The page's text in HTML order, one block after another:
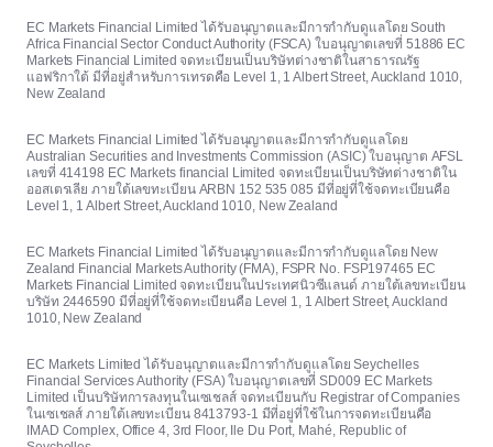
EC Markets Financial Limited ได้รับอนุญาตและมีการกำกับดูแลโดย South
Africa Financial Sector Conduct Authority (FSCA) ใบอนุญาตเลขที่ 51886 EC
Markets Financial Limited จดทะเบียนเป็นบริษัทต่างชาติในสาธารณรัฐ
แอฟริกาใต้ มีที่อยู่สำหรับการเทรดคือ Level 1, 1 Albert Street, Auckland 1010,
New Zealand
EC Markets Financial Limited ได้รับอนุญาตและมีการกำกับดูแลโดย
Australian Securities and Investments Commission (ASIC) ใบอนุญาต AFSL
เลขที่ 414198 EC Markets financial Limited จดทะเบียนเป็นบริษัทต่างชาติใน
ออสเตรเลีย ภายใต้เลขทะเบียน ARBN 152 535 085 มีที่อยู่ที่ใช้จดทะเบียนคือ
Level 1, 1 Albert Street, Auckland 1010, New Zealand
EC Markets Financial Limited ได้รับอนุญาตและมีการกำกับดูแลโดย New
Zealand Financial Markets Authority (FMA), FSPR No. FSP197465 EC
Markets Financial Limited จดทะเบียนในประเทศนิวซีแลนด์ ภายใต้เลขทะเบียน
บริษัท 2446590 มีที่อยู่ที่ใช้จดทะเบียนคือ Level 1, 1 Albert Street, Auckland
1010, New Zealand
EC Markets Limited ได้รับอนุญาตและมีการกำกับดูแลโดย Seychelles
Financial Services Authority (FSA) ใบอนุญาตเลขที่ SD009 EC Markets
Limited เป็นบริษัทการลงทุนในเซเชลส์ จดทะเบียนกับ Registrar of Companies
ในเซเชลส์ ภายใต้เลขทะเบียน 8413793-1 มีที่อยู่ที่ใช้ในการจดทะเบียนคือ
IMAD Complex, Office 4, 3rd Floor, Ile Du Port, Mahé, Republic of